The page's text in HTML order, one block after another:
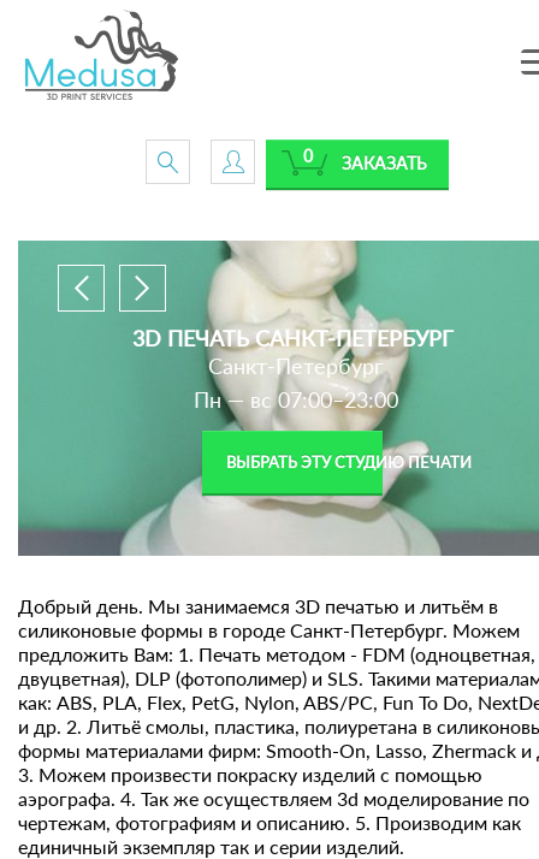
ЗАКАЗАТЬ
0
3D ПЕЧАТЬ САНКТ-ПЕТЕРБУРГ
Санкт-Петербург
Пн — вс 07:00–23:00
ВЫБРАТЬ ЭТУ СТУДИЮ ПЕЧАТИ
Добрый день. Мы занимаемся 3D печатью и литьём в
силиконовые формы в городе Санкт-Петербург. Можем
предложить Вам: 1. Печать методом - FDM (одноцветная,
двуцветная), DLP (фотополимер) и SLS. Такими
как: ABS, PLA, Flex, PetG, Nylon, ABS/PC, Fun To Do,
и др. 2. Литьё смолы, пластика, полиуретана в
формы материалами фирм: Smooth-On, Lasso, Zhermack и
3. Можем произвести покраску изделий с помощью
аэрографа. 4. Так же осуществляем 3d моделирование по
чертежам, фотографиям и описанию. 5. Производим как
единичный экземпляр так и серии изделий.